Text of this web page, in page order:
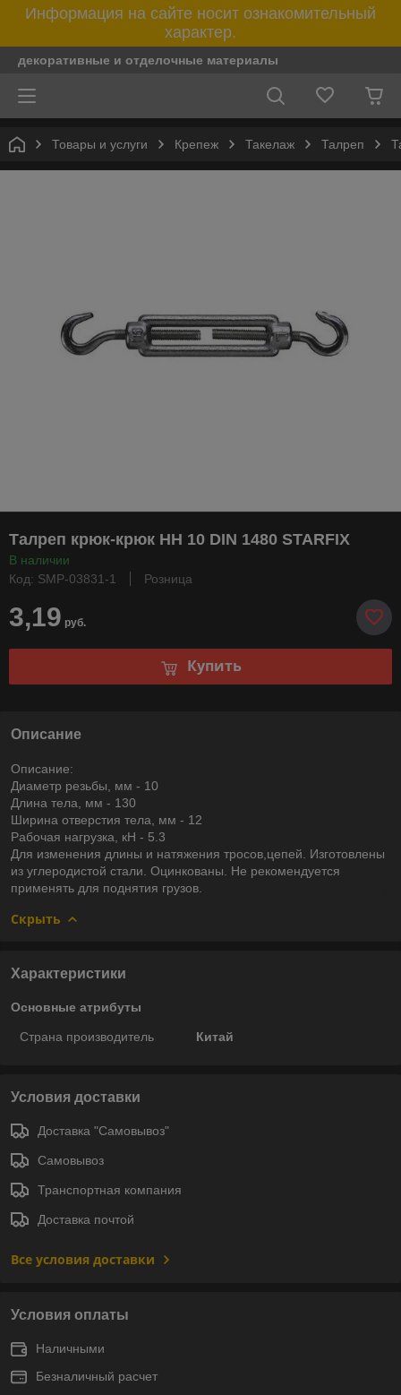
Информация на сайте носит ознакомительный
характер.
декоративные и отделочные материалы
Товары и услуги Крепеж Такелаж Талреп
Талреп крюк-крюк HH 10 DIN 1480 STARFIX
В наличии
Код: SMP-03831-1
Розница
3,19 руб.
Купить
Описание
Описание:
Диаметр резьбы, мм - 10
Длина тела, мм - 130
Ширина отверстия тела, мм - 12
Рабочая нагрузка, кН - 5.3
Для изменения длины и натяжения тросов,цепей. Изготовлены
из углеродистой стали. Оцинкованы. Не рекомендуется
применять для поднятия грузов.
Скрыть
Характеристики
Основные атрибуты
Страна производитель Китай
Условия доставки
Доставка "Самовывоз"
Самовывоз
Транспортная компания
Доставка почтой
Все условия доставки
Условия оплаты
Наличными
Безналичный расчет